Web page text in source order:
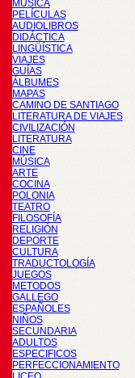
MÚSICA
PELÍCULAS
AUDIOLIBROS
DIDÁCTICA
LINGÜÍSTICA
VIAJES
GUÍAS
ÁLBUMES
MAPAS
CAMINO DE SANTIAGO
LITERATURA DE VIAJES
CIVILIZACIÓN
LITERATURA
CINE
MÚSICA
ARTE
COCINA
POLONIA
TEATRO
FILOSOFÍA
RELIGIÓN
DEPORTE
CULTURA
TRADUCTOLOGÍA
JUEGOS
METODOS
GALLEGO
ESPAÑOLES
NIÑOS
SECUNDARIA
ADULTOS
ESPECIFICOS
PERFECCIONAMIENTO